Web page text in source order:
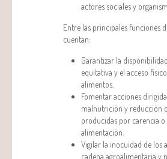
actores sociales y
Entre las principales funciones
cuentan:
Garantizar la
equitativa y el acceso
alimentos.
Fomentar acciones
malnutrición y reducción
producidas por carencia o
alimentación.
Vigilar la inocuidad de los
cadena agroalimentaria y